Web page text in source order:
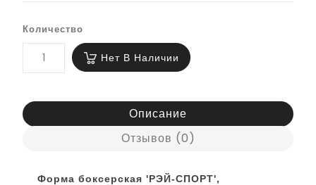
Количество
Нет В Наличии
Описание
Отзывов (0)
Форма боксерская 'РЭЙ-СПОРТ',